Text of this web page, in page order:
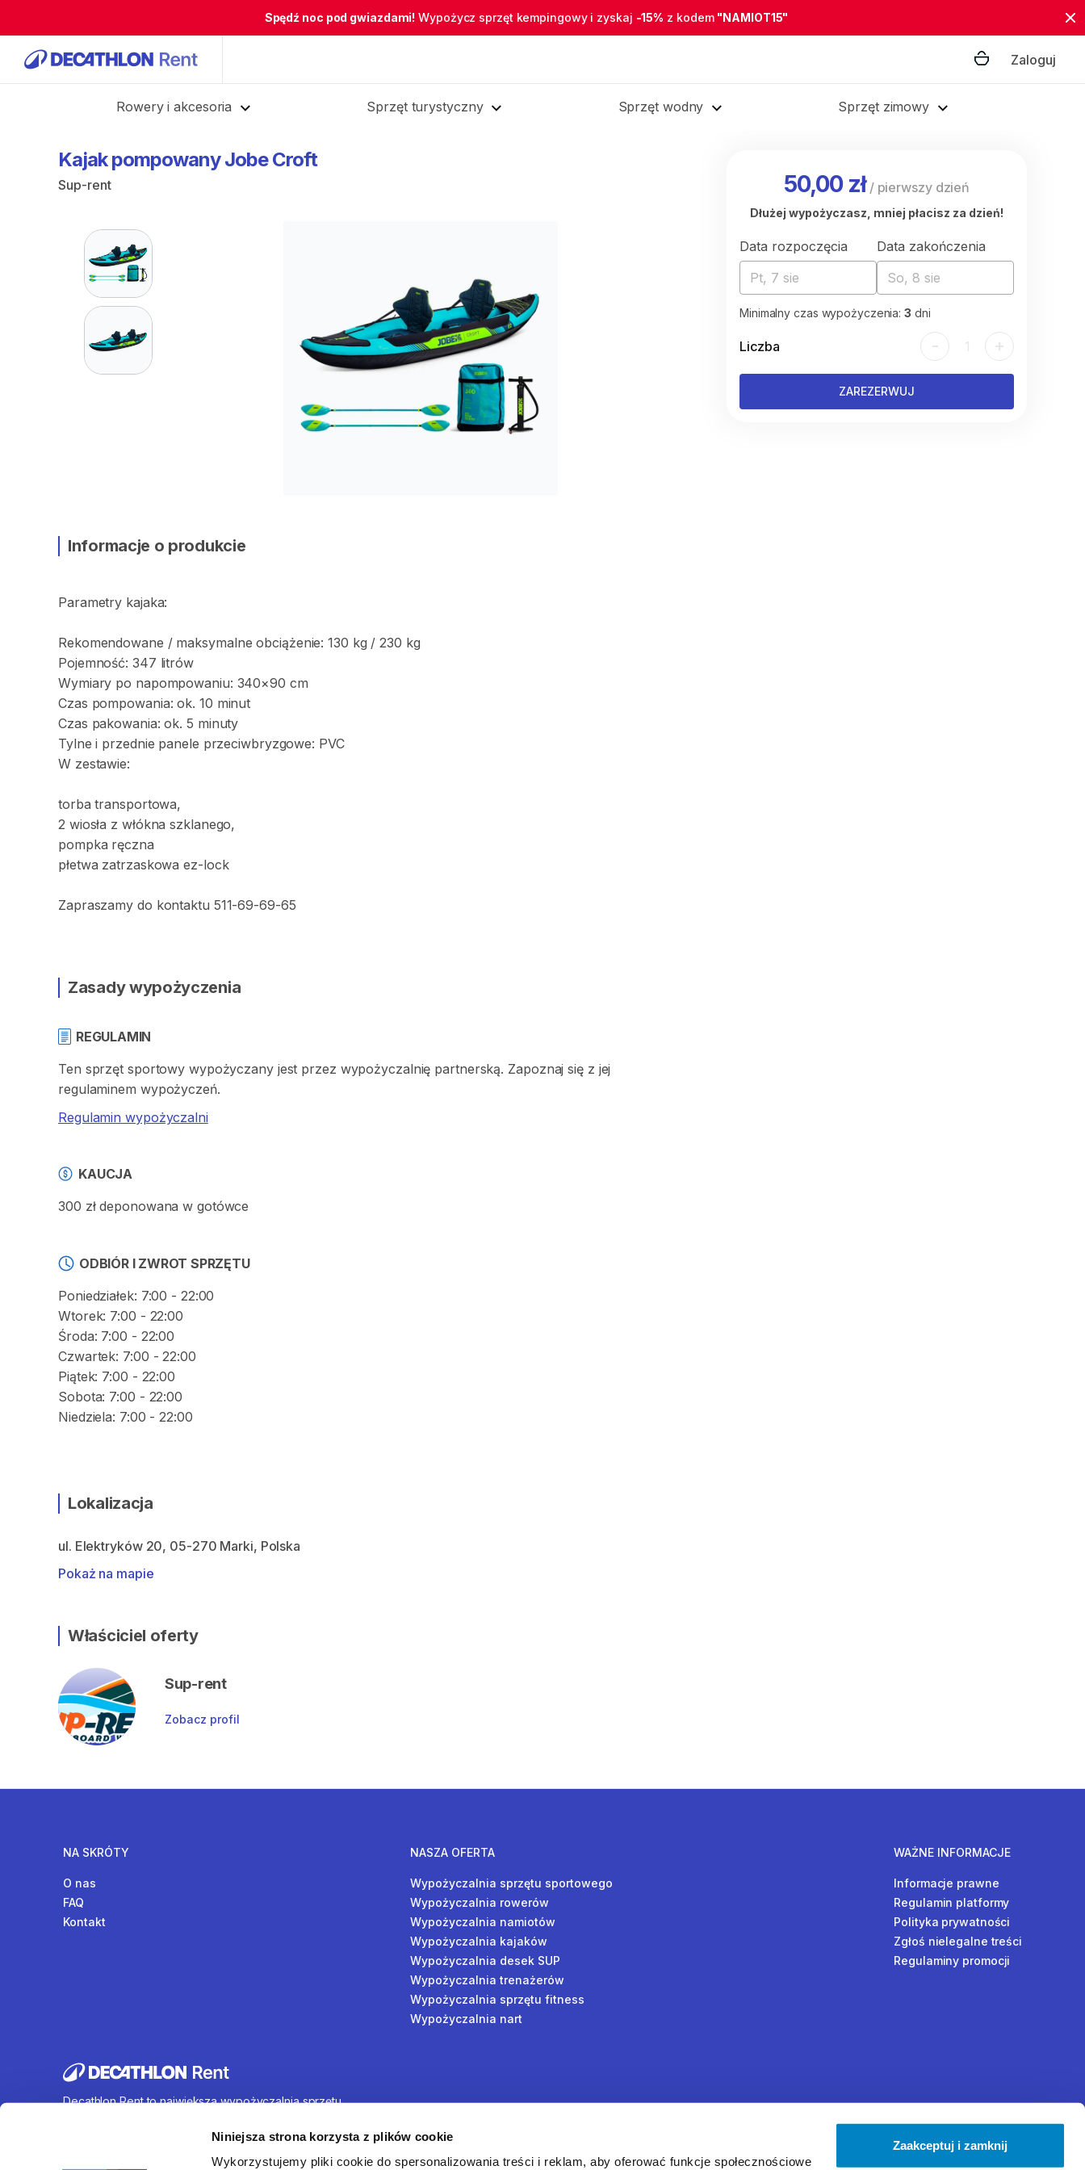
Niniejsza strona korzysta z plików cookie
Wykorzystujemy pliki cookie do spersonalizowania treści i reklam, aby oferować funkcje społecznościowe
Zaakceptuj i zamknij
Spędź noc pod gwiazdami! Wypożycz sprzęt kempingowy i zyskaj -15% z kodem "NAMIOT15"
Zaloguj
Rowery i akcesoria Sprzęt turystyczny Sprzęt wodny Sprzęt zimowy
Kajak pompowany Jobe Croft
Sup-rent
Informacje o produkcie
Parametry kajaka:
Rekomendowane ​/​ maksymalne obciążenie: 130 kg ​/​ 230 kg
Pojemność: 347 litrów
Wymiary po napompowaniu: 340×90 cm
Czas pompowania: ok. 10 minut
Czas pakowania: ok. 5 minuty
Tylne i przednie panele przeciwbryzgowe: PVC
W zestawie:
torba transportowa​,​
2 wiosła z włókna szklanego​,​
pompka ręczna
płetwa zatrzaskowa ez-lock
Zapraszamy do kontaktu 511-69-69-65
Zasady wypożyczenia
REGULAMIN
Ten sprzęt sportowy wypożyczany jest przez wypożyczalnię partnerską. Zapoznaj się z jej
regulaminem wypożyczeń.
Regulamin wypożyczalni
KAUCJA
300 zł deponowana w gotówce
ODBIÓR I ZWROT SPRZĘTU
Poniedziałek: 7:00 - 22:00
Wtorek: 7:00 - 22:00
Środa: 7:00 - 22:00
Czwartek: 7:00 - 22:00
Piątek: 7:00 - 22:00
Sobota: 7:00 - 22:00
Niedziela: 7:00 - 22:00
Lokalizacja
ul. Elektryków 20, 05-270 Marki, Polska
Pokaż na mapie
Właściciel oferty
Sup-rent
Zobacz profil
50,00 zł/ pierwszy dzień
Dłużej wypożyczasz, mniej płacisz za dzień!
Data rozpoczęcia
Pt, 7 sie
Data zakończenia
So, 8 sie
Minimalny czas wypożyczenia: 3 dni
Liczba - 1 +
ZAREZERWUJ
NA SKRÓTY
O nas
FAQ
Kontakt
NASZA OFERTA
Wypożyczalnia sprzętu sportowego
Wypożyczalnia rowerów
Wypożyczalnia namiotów
Wypożyczalnia kajaków
Wypożyczalnia desek SUP
Wypożyczalnia trenażerów
Wypożyczalnia sprzętu fitness
Wypożyczalnia nart
WAŻNE INFORMACJE
Informacje prawne
Regulamin platformy
Polityka prywatności
Zgłoś nielegalne treści
Regulaminy promocji
Decathlon Rent to największa wypożyczalnia sprzętu
wynajem rowerów, sprzętu turystycznego, sprzętu do